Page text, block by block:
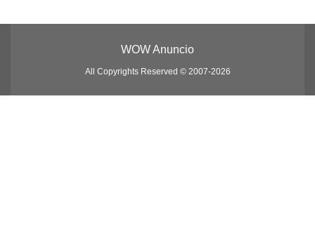
WOW Anuncio
All Copyrights Reserved © 2007-2026